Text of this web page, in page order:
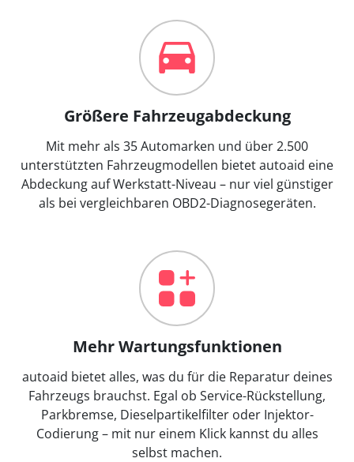
Größere Fahrzeugabdeckung
Mit mehr als 35 Automarken und über 2.500
unterstützten Fahrzeugmodellen bietet autoaid eine
Abdeckung auf Werkstatt-Niveau – nur viel günstiger
als bei vergleichbaren OBD2-Diagnosegeräten.
Mehr Wartungsfunktionen
autoaid bietet alles, was du für die Reparatur deines
Fahrzeugs brauchst. Egal ob Service-Rückstellung,
Parkbremse, Dieselpartikelfilter oder Injektor-
Codierung – mit nur einem Klick kannst du alles
selbst machen.